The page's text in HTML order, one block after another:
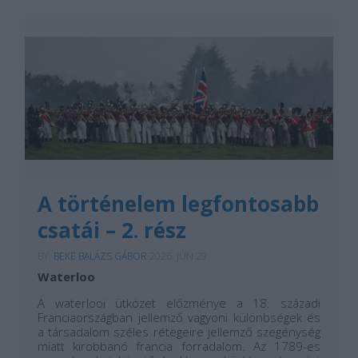
A történelem legfontosabb
csatái – 2. rész
BEKE BALÁZS GÁBOR
Waterloo
A waterlooi ütközet előzménye a 18. századi
Franciaországban jellemző vagyoni különbségek és
a társadalom széles rétegeire jellemző szegénység
miatt kirobbanó francia forradalom. Az 1789-es